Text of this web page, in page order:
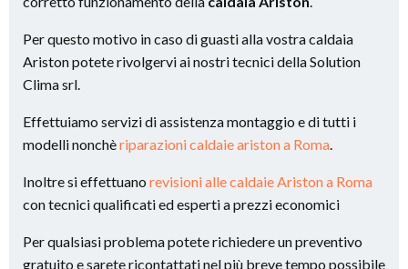
Per questo motivo in caso di guasti alla vostra caldaia
Ariston potete rivolgervi ai nostri tecnici della Solution
Clima srl.
Effettuiamo servizi di assistenza montaggio e di tutti i
modelli nonchèriparazioni caldaie ariston a Roma.
Inoltre si effettuano revisioni alle caldaie Ariston a Roma
con tecnici qualificati ed esperti a prezzi economici
Per qualsiasi problema potete richiedere un preventivo
gratuito e sarete ricontattati nel più breve tempo possibile